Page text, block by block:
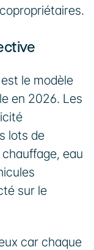
le modèle
en 2026. Les
lots de
eau
sur le
car chaque